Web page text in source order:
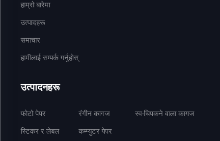
हाम्रो बारेमा
उत्पादहरू
समाचार
हामीलाई सम्पर्क गर्नुहोस्
उत्पादनहरू
फोटो पेपर
स्टिकर र लेबल
रंगीन कागज
कम्प्युटर पेपर
स्व-चिपकने वाला कागज